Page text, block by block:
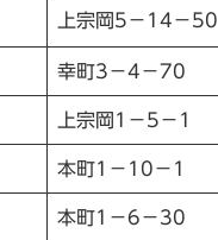
上宗岡5－14－50
幸町3－4－70
上宗岡1－5－1
本町1－10－1
本町1－6－30